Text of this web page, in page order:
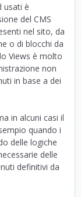
usati è
del CMS
nel sito, da
o di blocchi da
Views è molto
non
in base a dei
in alcuni casi il
quando i
delle logiche
delle
definitivi da